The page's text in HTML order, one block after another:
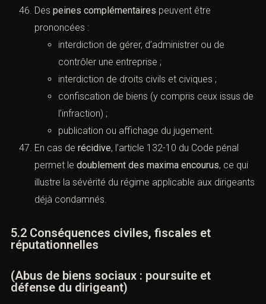
Des peines complémentaires peuvent être
prononcées :
interdiction de gérer, d’administrer ou de
contrôler une entreprise ;
interdiction de droits civils et civiques ;
confiscation de biens (y compris ceux issus de
l’infraction) ;
publication ou affichage du jugement.
En cas de récidive, l’article 132-10 du Code pénal
permet le doublement des maxima encourus, ce qui
illustre la sévérité du régime applicable aux dirigeants
déjà condamnés.
5.2 Conséquences civiles, fiscales et
réputationnelles
(Abus de biens sociaux : poursuite et
défense du dirigeant)